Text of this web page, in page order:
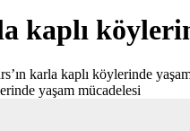
kaplı
karla kaplı köylerinde